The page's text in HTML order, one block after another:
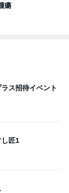
瘍
ス招待イベント
匠1